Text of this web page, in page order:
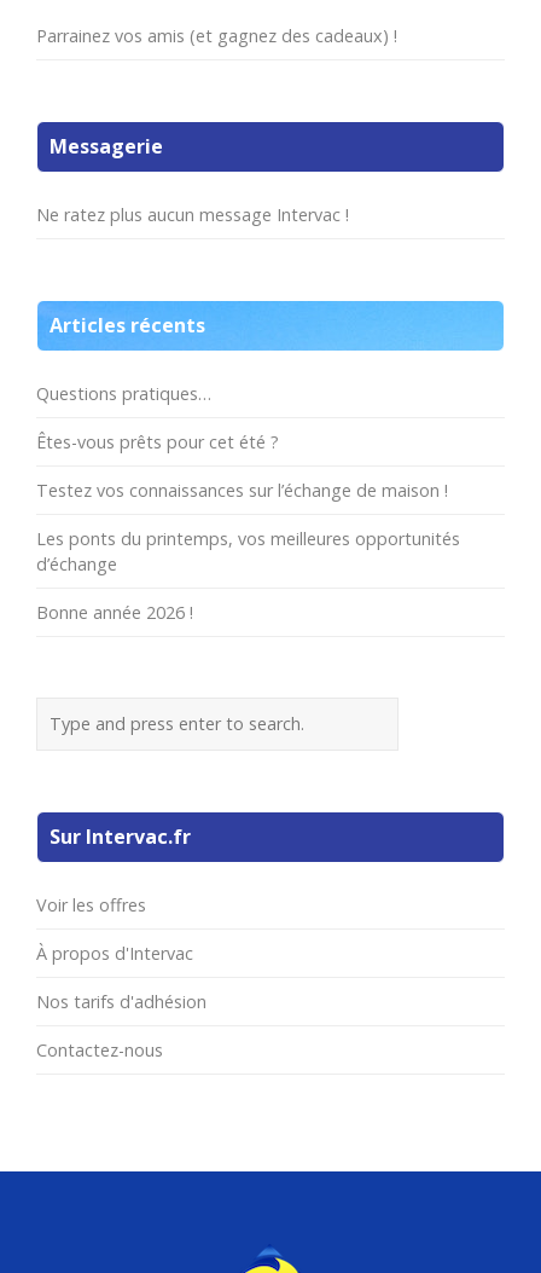
Parrainez vos amis (et gagnez des cadeaux) !
Messagerie
Ne ratez plus aucun message Intervac !
Articles récents
Questions pratiques…
Êtes-vous prêts pour cet été ?
Testez vos connaissances sur l’échange de maison !
Les ponts du printemps, vos meilleures opportunités
d’échange
Bonne année 2026 !
Sur Intervac.fr
Voir les offres
À propos d'Intervac
Nos tarifs d'adhésion
Contactez-nous